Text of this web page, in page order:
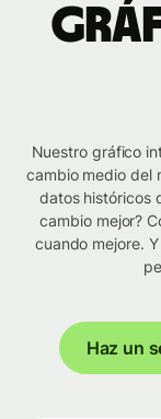
Nuestro gráfico
cambio medio del
datos históricos
cambio mejor?
cuando mejore.
Haz un